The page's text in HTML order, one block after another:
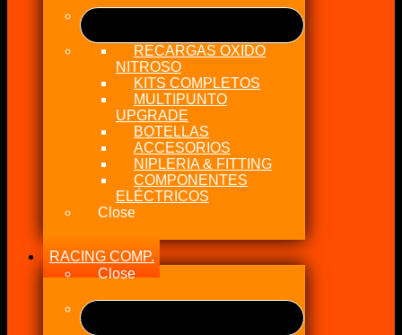
RECARGAS OXIDO
NITROSO
KITS COMPLETOS
MULTIPUNTO
UPGRADE
BOTELLAS
ACCESORIOS
NIPLERIA & FITTING
COMPONENTES
ELÉCTRICOS
Close
RACING COMP.
Close